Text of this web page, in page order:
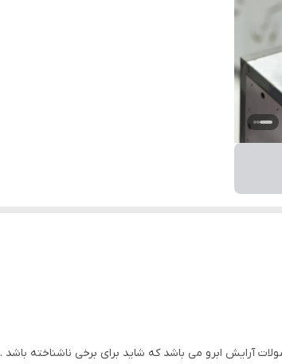
آرایش ابرو می باشد که شاید برای برخی ناشناخته باشد .